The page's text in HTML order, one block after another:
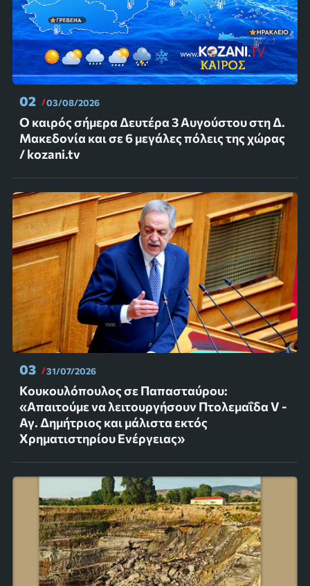
02 03/08/2026
Ο καιρός σήμερα Δευτέρα 3 Αυγούστου στη Δ.
Μακεδονία και σε 6 μεγάλες πόλεις της χώρας
/ kozani.tv
03 31/07/2026
Κουκουλόπουλος σε Παπασταύρου:
«Απαιτούμε να λειτουργήσουν Πτολεμαΐδα V -
Αγ. Δημήτριος και μάλιστα εκτός
Χρηματιστηρίου Ενέργειας»